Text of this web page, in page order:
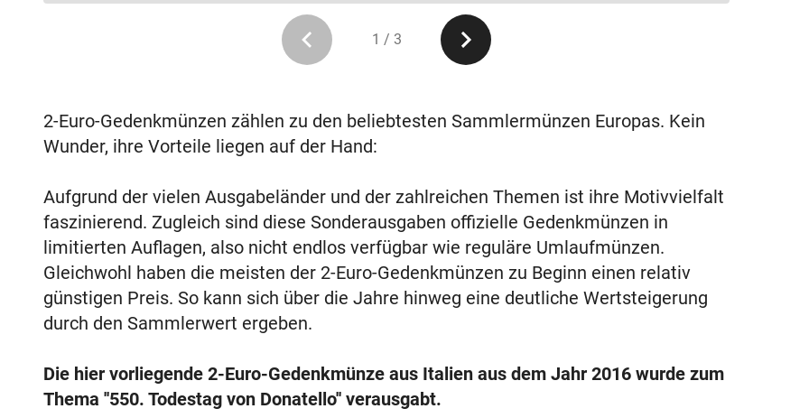
1 / 3
2-Euro-Gedenkmünzen zählen zu den beliebtesten Sammlermünzen Europas. Kein
Wunder, ihre Vorteile liegen auf der Hand:
Aufgrund der vielen Ausgabeländer und der zahlreichen Themen ist ihre Motivvielfalt
faszinierend. Zugleich sind diese Sonderausgaben offizielle Gedenkmünzen in
limitierten Auflagen, also nicht endlos verfügbar wie reguläre Umlaufmünzen.
Gleichwohl haben die meisten der 2-Euro-Gedenkmünzen zu Beginn einen relativ
günstigen Preis. So kann sich über die Jahre hinweg eine deutliche Wertsteigerung
durch den Sammlerwert ergeben.
Die hier vorliegende 2-Euro-Gedenkmünze aus Italien aus dem Jahr 2016 wurde zum
Thema ''550. Todestag von Donatello'' verausgabt.